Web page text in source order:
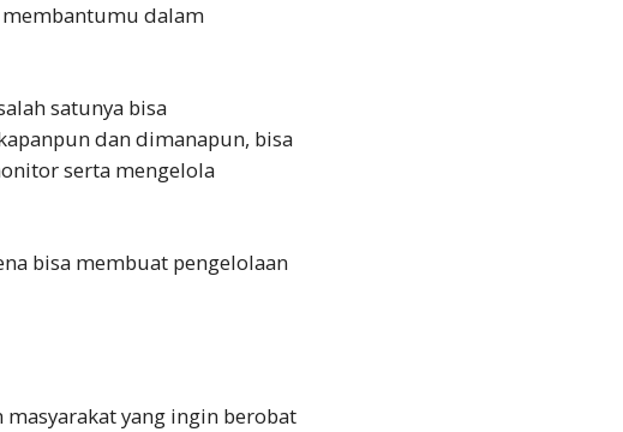
membantumu dalam
satunya bisa
dan dimanapun, bisa
serta mengelola
bisa membuat pengelolaan
masyarakat yang ingin berobat